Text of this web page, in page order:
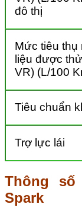
đô thị
Mức tiêu thụ
liệu được
VR) (L/100
Tiêu chuẩn
Trợ lực lái
Thông số
Spark